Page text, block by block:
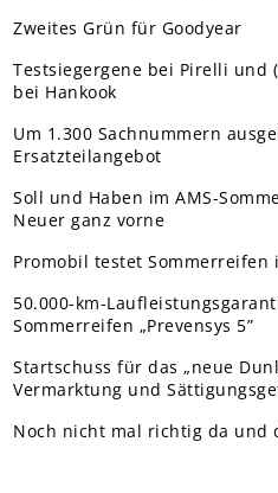
Zweites Grün für Goodyear
Testsiegergene bei Pirelli und
bei Hankook
Um 1.300 Sachnummern
Ersatzteilangebot
Soll und Haben im AMS-
Neuer ganz vorne
Promobil testet Sommerreifen
50.000-km-
Sommerreifen „Prevensys 5”
Startschuss für das „neue
Vermarktung und
Noch nicht mal richtig da und